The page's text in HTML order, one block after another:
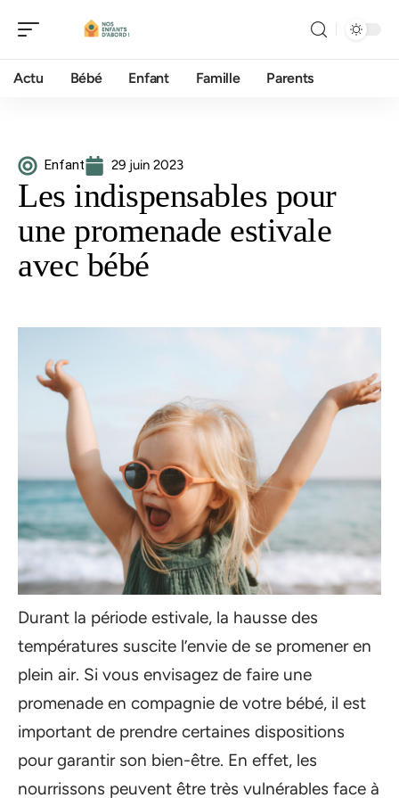
Actu Bébé Enfant Famille Parents
Enfant 29 juin 2023
Les indispensables pour
une promenade estivale
avec bébé
Durant la période estivale, la hausse des
températures suscite l’envie de se promener en
plein air. Si vous envisagez de faire une
promenade en compagnie de votre bébé, il est
important de prendre certaines dispositions
pour garantir son bien-être. En effet, les
nourrissons peuvent être très vulnérables face à